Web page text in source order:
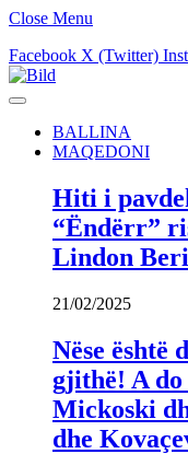
Close Menu
Facebook X (Twitter)
BALLINA
MAQEDONI
Hiti i
“Ëndërr”
Lindon
21/02/2025
Nëse është
gjithë! A
Mickoski
dhe